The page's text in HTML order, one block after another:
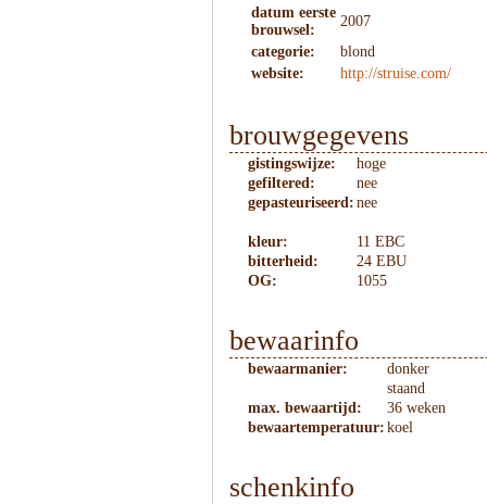
datum eerste
brouwsel:
2007
categorie:
blond
website:
http://struise.com/
brouwgegevens
gistingswijze:
hoge
gefiltered:
nee
gepasteuriseerd: nee
kleur:
11 EBC
bitterheid:
24 EBU
OG:
1055
bewaarinfo
bewaarmanier:
donker
staand
max. bewaartijd:
36 weken
bewaartemperatuur: koel
schenkinfo